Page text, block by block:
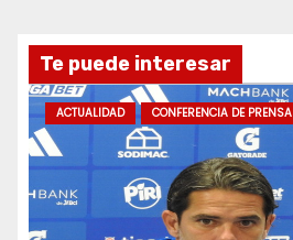
Te puede interesar
ACTUALIDAD CONFERENCIA DE PRENSA